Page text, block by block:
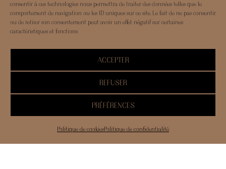
consentir à ces technologies nous permettra de traiter des données telles que le
comportement de navigation ou les ID uniques sur ce site. Le fait de ne pas consentir
ou de retirer son consentement peut avoir un effet négatif sur certaines
caractéristiques et fonctions.
ACCEPTER
REFUSER
PRÉFÉRENCES
Politique de cookiesPolitique de confidentialité